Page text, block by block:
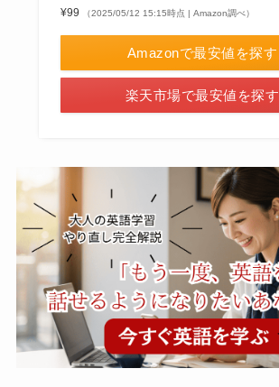
¥99
（2025/05/12 15:15時点 | Amazon調べ）
Amazonで最安値を探す
楽天市場で最安値を探す